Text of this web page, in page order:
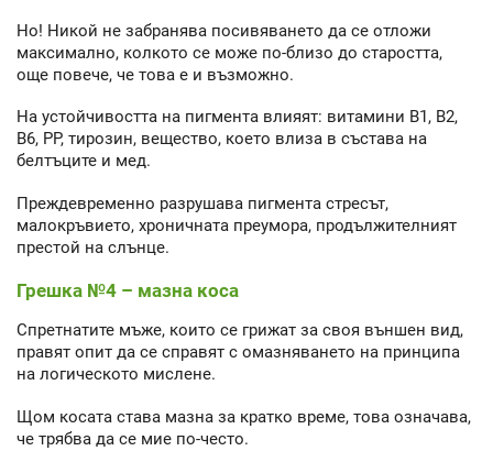
Но! Никой не забранява посивяването да се отложи
максимално, колкото се може по-близо до старостта,
още повече, че това е и възможно.
На устойчивостта на пигмента влияят: витамини В1, В2,
В6, РР, тирозин, вещество, което влиза в състава на
белтъците и мед.
Преждевременно разрушава пигмента стресът,
малокръвието, хроничната преумора, продължителният
престой на слънце.
Грешка №4 – мазна коса
Спретнатите мъже, които се грижат за своя външен вид,
правят опит да се справят с омазняването на принципа
на логическото мислене.
Щом косата става мазна за кратко време, това означава,
че трябва да се мие по-често.